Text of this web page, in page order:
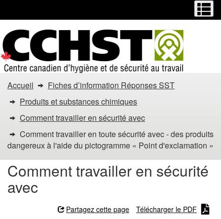
contenu
principal
la
version
HTML
simplifiée
Vous
êtes
dans
Comment
travailler
en
Accueil
Fiches d’information Réponses SST
Produits et substances chimiques
Comment travailler en sécurité avec
Comment travailler en toute sécurité avec - des produits
dangereux à l'aide du pictogramme « Point d'exclamation »
Comment travailler en sécurité
avec
Partagez cette page Télécharger le PDF